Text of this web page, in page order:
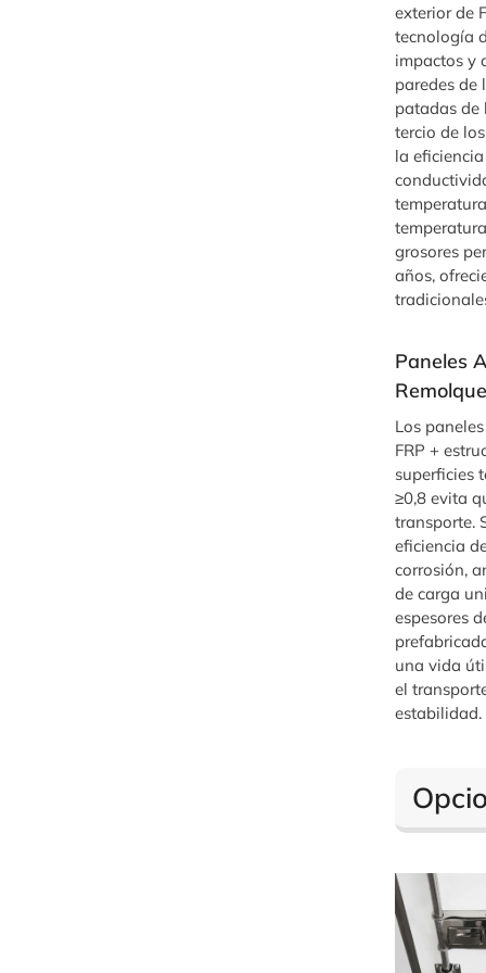
exterior de
tecnología
impactos y
paredes de
patadas de
tercio de
la
grosores
años,
Paneles
Los
FRP +
superficies
≥0,8 evita
transporte.
eficiencia
corrosión,
de carga
espesores
una vida
el
estabilidad.